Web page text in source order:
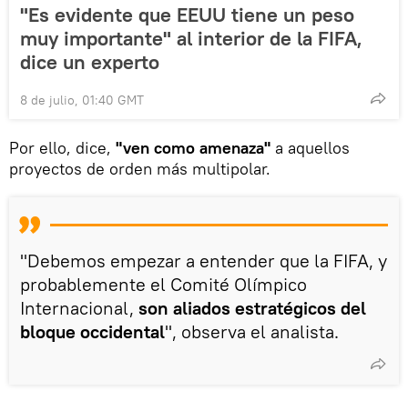
"Es evidente que EEUU tiene un peso
muy importante" al interior de la FIFA,
dice un experto
8 de julio, 01:40 GMT
Por ello, dice, "ven como amenaza" a aquellos
proyectos de orden más multipolar.
"Debemos empezar a entender que la FIFA, y
probablemente el Comité Olímpico
Internacional, son aliados estratégicos del
bloque occidental", observa el analista.